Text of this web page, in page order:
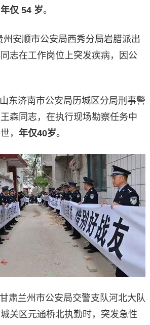
年仅 54 岁。
州安顺市公安局西秀分局岩腊派出
志在工作岗位上突发疾病，因公
东济南市公安局历城区分局刑事警
森同志，在执行现场勘察任务中
， 年仅40岁。
肃兰州市公安局交警支队河北大队
关区元通桥北执勤时，突发急性